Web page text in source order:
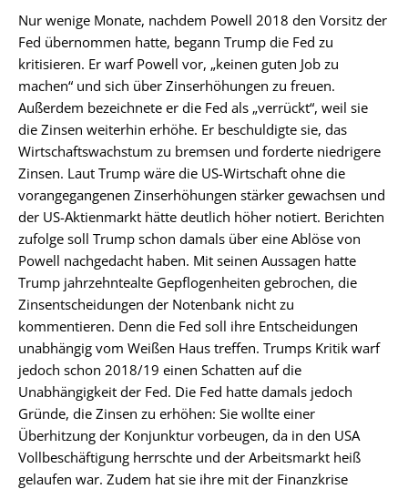
Nur wenige Monate, nachdem Powell 2018 den Vorsitz der
Fed übernommen hatte, begann Trump die Fed zu
kritisieren. Er warf Powell vor, „keinen guten Job zu
machen“ und sich über Zinserhöhungen zu freuen.
Außerdem bezeichnete er die Fed als „verrückt“, weil sie
die Zinsen weiterhin erhöhe. Er beschuldigte sie, das
Wirtschaftswachstum zu bremsen und forderte niedrigere
Zinsen. Laut Trump wäre die US-Wirtschaft ohne die
vorangegangenen Zinserhöhungen stärker gewachsen und
der US-Aktienmarkt hätte deutlich höher notiert. Berichten
zufolge soll Trump schon damals über eine Ablöse von
Powell nachgedacht haben. Mit seinen Aussagen hatte
Trump jahrzehntealte Gepflogenheiten gebrochen, die
Zinsentscheidungen der Notenbank nicht zu
kommentieren. Denn die Fed soll ihre Entscheidungen
unabhängig vom Weißen Haus treffen. Trumps Kritik warf
jedoch schon 2018/19 einen Schatten auf die
Unabhängigkeit der Fed. Die Fed hatte damals jedoch
Gründe, die Zinsen zu erhöhen: Sie wollte einer
Überhitzung der Konjunktur vorbeugen, da in den USA
Vollbeschäftigung herrschte und der Arbeitsmarkt heiß
gelaufen war. Zudem hat sie ihre mit der Finanzkrise